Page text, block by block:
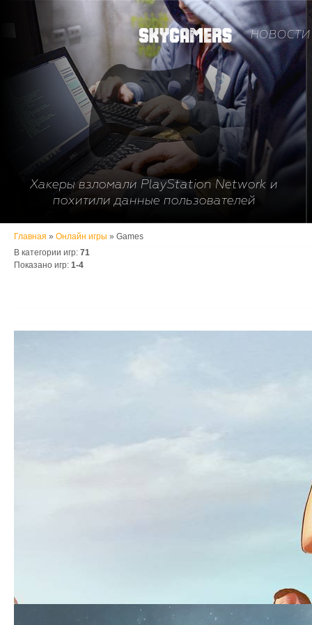
НОВОСТИ
Хакеры взломали PlayStation Network и
похитили данные пользователей
Главная » Онлайн игры » Games
В категории игр: 71
Показано игр: 1-4